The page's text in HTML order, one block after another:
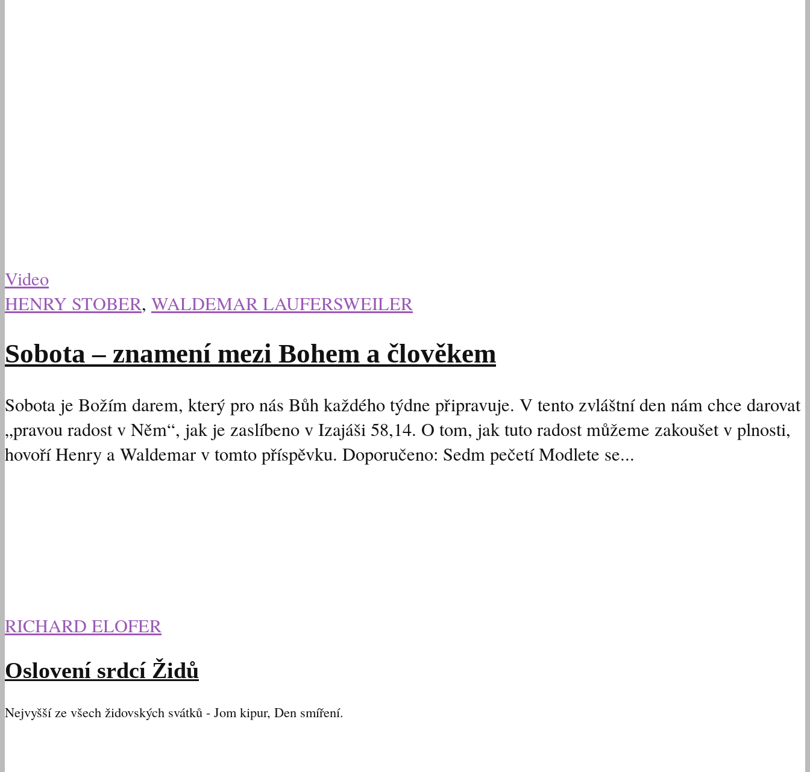
Video
HENRY STOBER, WALDEMAR LAUFERSWEILER
Sobota – znamení mezi Bohem a člověkem
Sobota je Božím darem, který pro nás Bůh každého týdne připravuje. V tento zvláštní den nám chce darovat
„pravou radost v Něm“, jak je zaslíbeno v Izajáši 58,14. O tom, jak tuto radost můžeme zakoušet v plnosti,
hovoří Henry a Waldemar v tomto příspěvku. Doporučeno: Sedm pečetí Modlete se...
RICHARD ELOFER
Oslovení srdcí Židů
Nejvyšší ze všech židovských svátků - Jom kipur, Den smíření.